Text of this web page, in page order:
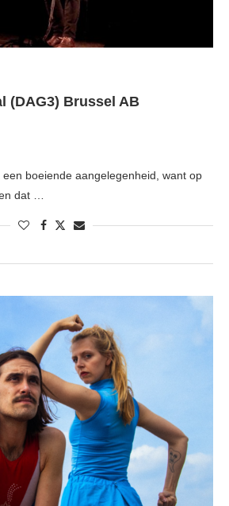
(DAG3) Brussel AB
een boeiende aangelegenheid, want op
dat …